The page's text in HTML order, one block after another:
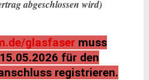
abgeschlossen wird)
glasfasermuss
für den
registrieren.